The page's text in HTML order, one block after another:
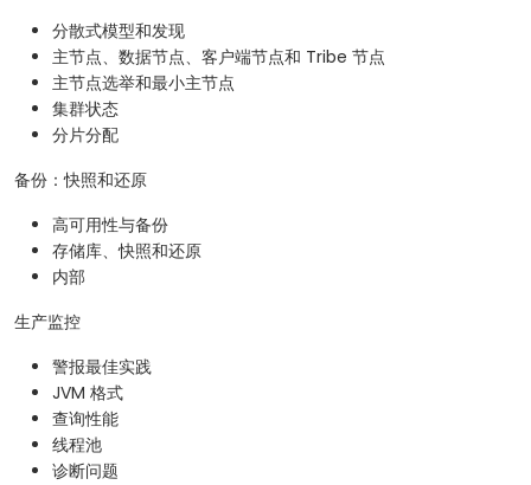
分散式模型和发现
主节点、数据节点、客户端节点和 Tribe 节点
主节点选举和最小主节点
集群状态
分片分配
备份：快照和还原
高可用性与备份
存储库、快照和还原
内部
生产监控
警报最佳实践
JVM 格式
查询性能
线程池
诊断问题